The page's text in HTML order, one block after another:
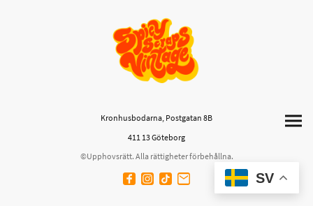
Kronhusbodarna, Postgatan 8B
411 13 Göteborg
©Upphovsrätt. Alla rättigheter förbehållna.
SV